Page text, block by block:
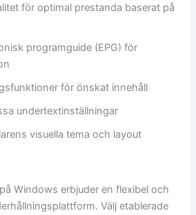
för optimal prestanda baserat på
programguide (EPG) för
för önskat innehåll
undertextinställningar
visuella tema och layout
Windows erbjuder en flexibel och
Välj etablerade